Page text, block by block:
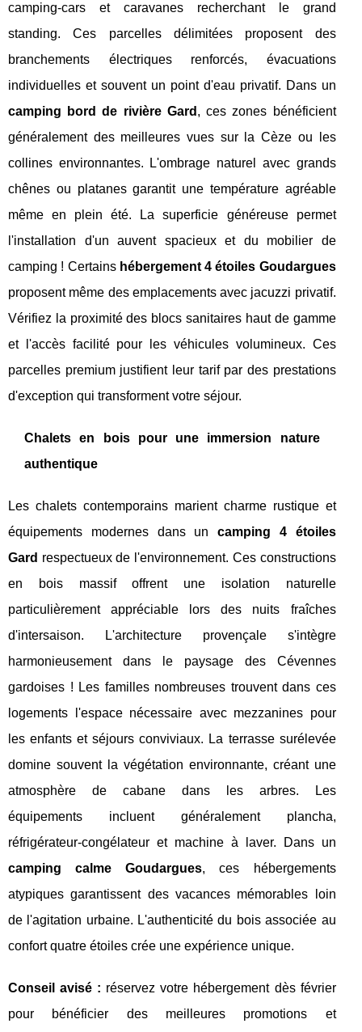
camping-cars et caravanes recherchant le grand
standing. Ces parcelles délimitées proposent des
branchements électriques renforcés, évacuations
individuelles et souvent un point d'eau privatif. Dans un
camping bord de rivière Gard , ces zones bénéficient
généralement des meilleures vues sur la Cèze ou les
collines environnantes. L'ombrage naturel avec grands
chênes ou platanes garantit une température agréable
même en plein été. La superficie généreuse permet
l'installation d'un auvent spacieux et du mobilier de
camping ! Certains hébergement 4 étoiles Goudargues
proposent même des emplacements avec jacuzzi privatif.
Vérifiez la proximité des blocs sanitaires haut de gamme
et l'accès facilité pour les véhicules volumineux. Ces
parcelles premium justifient leur tarif par des prestations
d'exception qui transforment votre séjour.
Chalets en bois pour une immersion nature
authentique
Les chalets contemporains marient charme rustique et
équipements modernes dans uncamping 4 étoiles
Gard respectueux de l'environnement. Ces constructions
en bois massif offrent une isolation naturelle
particulièrement appréciable lors des nuits fraîches
d'intersaison. L'architecture provençale s'intègre
harmonieusement dans le paysage des Cévennes
gardoises ! Les familles nombreuses trouvent dans ces
logements l'espace nécessaire avec mezzanines pour
les enfants et séjours conviviaux. La terrasse surélevée
domine souvent la végétation environnante, créant une
atmosphère de cabane dans les arbres. Les
équipements incluent généralement plancha,
réfrigérateur-congélateur et machine à laver. Dans un
camping calme Goudargues, ces hébergements
atypiques garantissent des vacances mémorables loin
de l'agitation urbaine. L'authenticité du bois associée au
confort quatre étoiles crée une expérience unique.
Conseil avisé : réservez votre hébergement dès février
pour bénéficier des meilleures promotions et